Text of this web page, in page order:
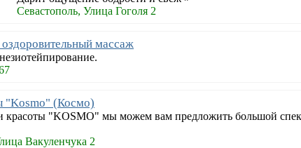
Севастополь, Улица Гоголя 2
массаж
"Kosmo" (Космо)
красоты "KOSMO" мы можем вам предложить большой
Вакуленчука 2